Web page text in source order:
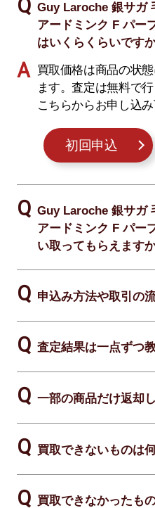
Guy Laroche 銀サガ
アードミンク F パー
はいくらくらいです
買取価格は商品の状
ます。査定は無料で
こちらからお申し込み
初回申込
Guy Laroche 銀サガ
アードミンク F パー
い取ってもらえます
申込み方法や取引の
査定結果は一点ずつ
一部の商品だけ返却
買取できないものは
買取できなかったも